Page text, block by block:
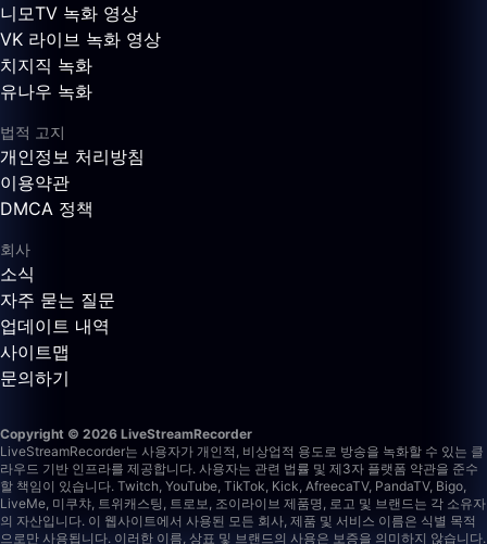
니모TV 녹화 영상
VK 라이브 녹화 영상
치지직 녹화
유나우 녹화
법적 고지
개인정보 처리방침
이용약관
DMCA 정책
회사
소식
자주 묻는 질문
업데이트 내역
사이트맵
문의하기
Copyright © 2026 LiveStreamRecorder
LiveStreamRecorder는 사용자가 개인적, 비상업적 용도로 방송을 녹화할 수 있는 클
라우드 기반 인프라를 제공합니다. 사용자는 관련 법률 및 제3자 플랫폼 약관을 준수
할 책임이 있습니다. Twitch, YouTube, TikTok, Kick, AfreecaTV, PandaTV, Bigo,
LiveMe, 미쿠챠, 트위캐스팅, 트로보, 조이라이브 제품명, 로고 및 브랜드는 각 소유자
의 자산입니다. 이 웹사이트에서 사용된 모든 회사, 제품 및 서비스 이름은 식별 목적
으로만 사용됩니다. 이러한 이름, 상표 및 브랜드의 사용은 보증을 의미하지 않습니다.